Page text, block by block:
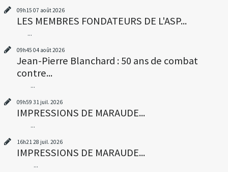
09h15 07 août 2026
LES MEMBRES FONDATEURS DE L'ASP...
...
09h45 04 août 2026
Jean-Pierre Blanchard : 50 ans de combat
contre...
...
09h59 31 juil. 2026
IMPRESSIONS DE MARAUDE...
...
16h2128 juil. 2026
IMPRESSIONS DE MARAUDE...
...